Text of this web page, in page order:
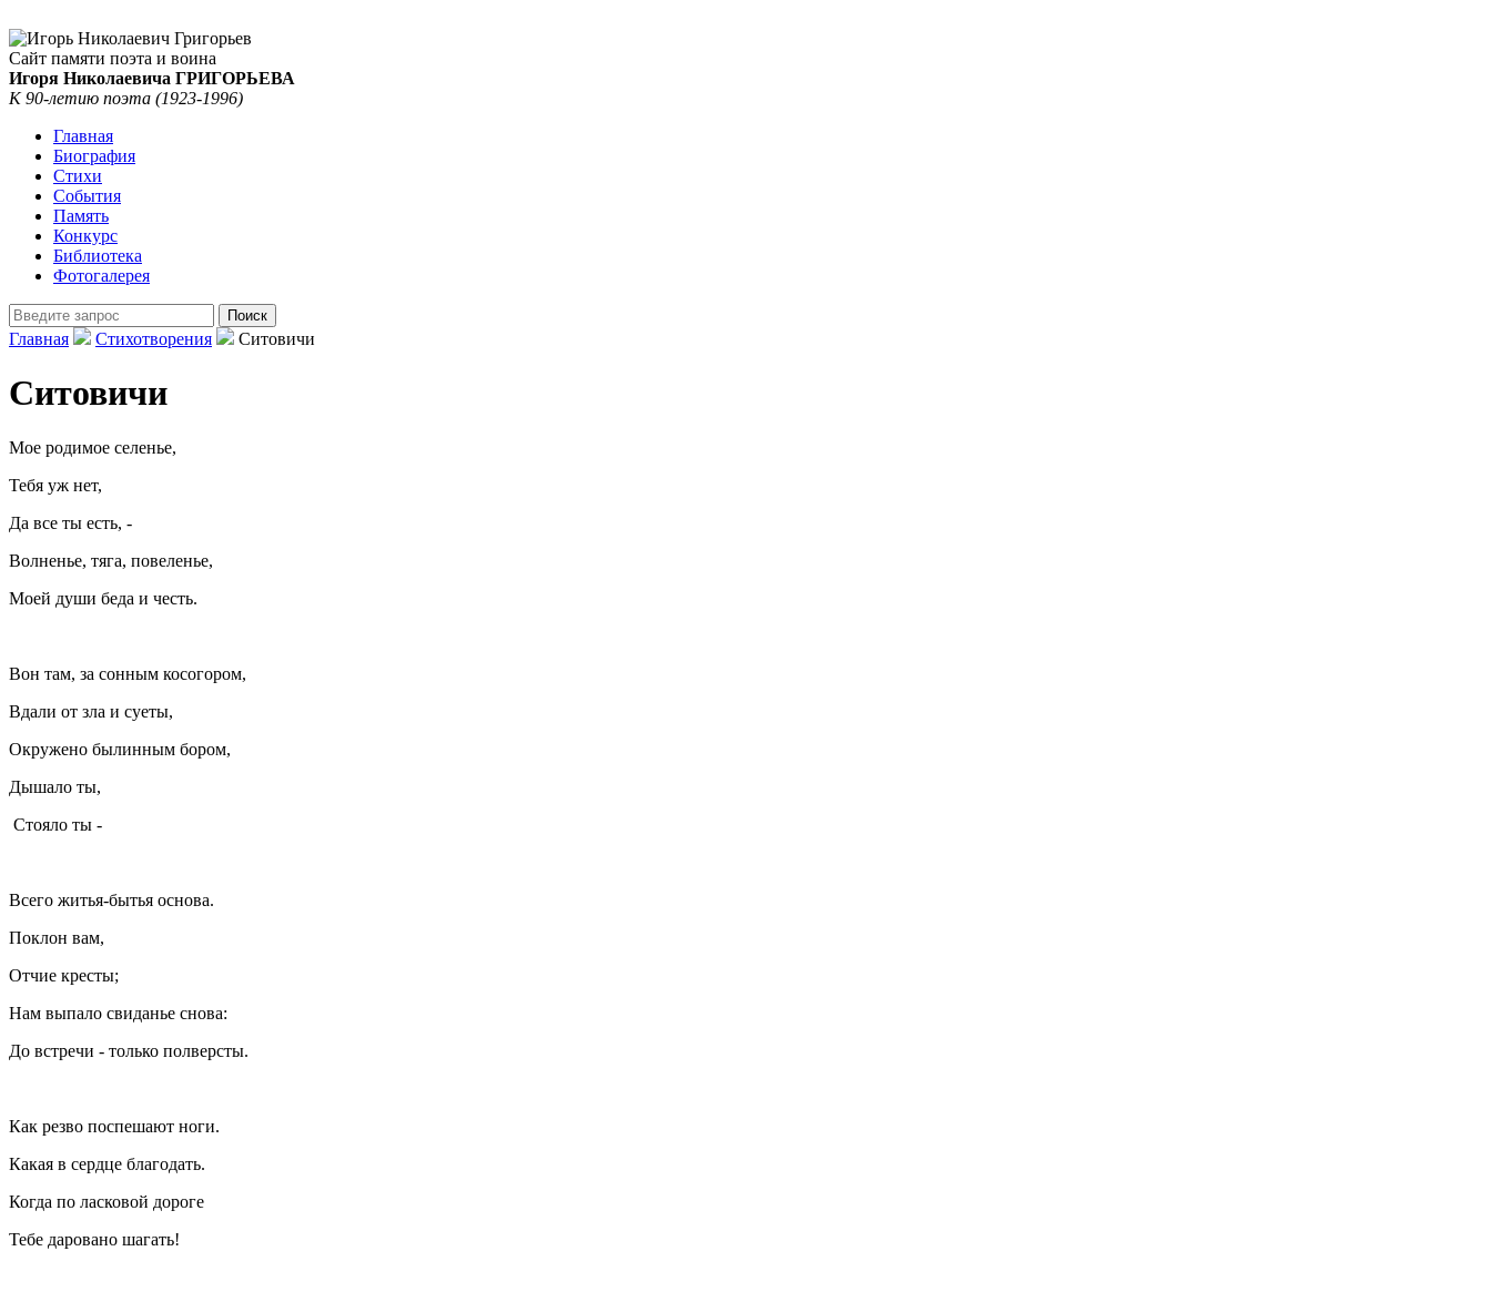
Сайт памяти поэта и воина
Игоря Николаевича ГРИГОРЬЕВА
К 90-летию поэта (1923-1996)
Главная
Биография
Стихи
События
Память
Конкурс
Библиотека
Фотогалерея
Главная Стихотворения Ситовичи
Ситовичи
Мое родимое селенье,
Тебя уж нет,
Да все ты есть, -
Волненье, тяга, повеленье,
Моей души беда и честь.
Вон там, за сонным косогором,
Вдали от зла и суеты,
Окружено былинным бором,
Дышало ты,
Стояло ты -
Всего житья-бытья основа.
Поклон вам,
Отчие кресты;
Нам выпало свиданье снова:
До встречи - только полверсты.
Как резво поспешают ноги.
Какая в сердце благодать.
Когда по ласковой дороге
Тебе даровано шагать!